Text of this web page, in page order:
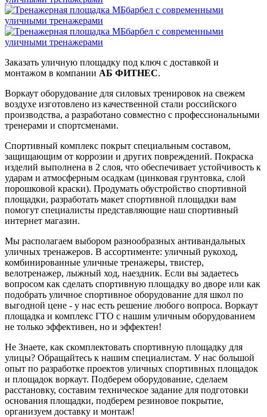
Заказать уличную площадку под ключ с доставкой и
монтажом в компании АБ ФИТНЕС.
Воркаут оборудование для силовых тренировок на свежем
воздухе изготовлено из качественной стали российского
производства, а разработано совместно с профессиональными
тренерами и спортсменами.
Спортивный комплекс покрыт специальным составом,
защищающим от коррозии и других повреждений. Покраска
изделий выполнена в 2 слоя, что обеспечивает устойчивость к
ударам и атмосферным осадкам (цинковая грунтовка, слой
порошковой краски). Продумать обустройство спортивной
площадки, разработать макет спортивной площадки вам
помогут специалисты представляющие наш спортивный
интернет магазин.
Мы располагаем выбором разнообразных антивандальных
уличных тренажеров. В ассортименте: уличный рукоход,
комбинированные уличные тренажеры, твистер,
велотренажер, лыжный ход, наездник. Если вы задаетесь
вопросом как сделать спортивную площадку во дворе или как
подобрать уличное спортивное оборудование для школ по
выгодной цене - у нас есть решение любого вопроса. Воркаут
площадка и комплекс ГТО с нашим уличным оборудованием
не только эффективен, но и эффектен!
Не Знаете, как скомплектовать спортивную площадку для
улицы? Обращайтесь к нашим специалистам. У нас большой
опыт по разработке проектов уличных спортивных площадок
и площадок воркаут. Подберем оборудование, сделаем
расстановку, составим техническое задание для подготовки
основания площадки, подберем резиновое покрытие,
организуем доставку и монтаж!